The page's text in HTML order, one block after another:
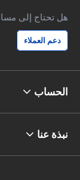
هل تحتاج إلى
دعم العملاء
الحساب
نبذة عنا